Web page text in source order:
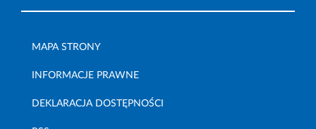
MAPA STRONY
INFORMACJE PRAWNE
DEKLARACJA DOSTĘPNOŚCI